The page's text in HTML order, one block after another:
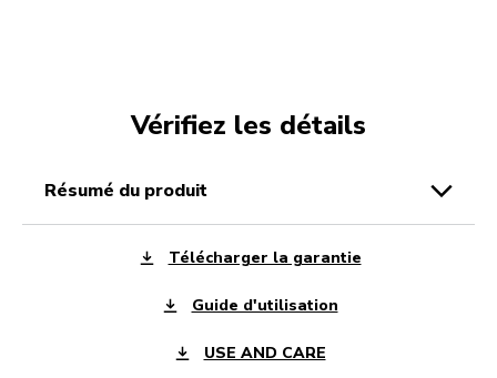
Vérifiez les détails
résumé du produit
Télécharger la garantie
Guide d'utilisation
USE AND CARE